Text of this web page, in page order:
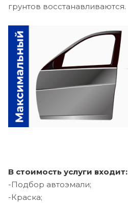
грунтов восстанавливаются.
В стоимость услуги входит:
-Подбор автоэмали;
-Краска;